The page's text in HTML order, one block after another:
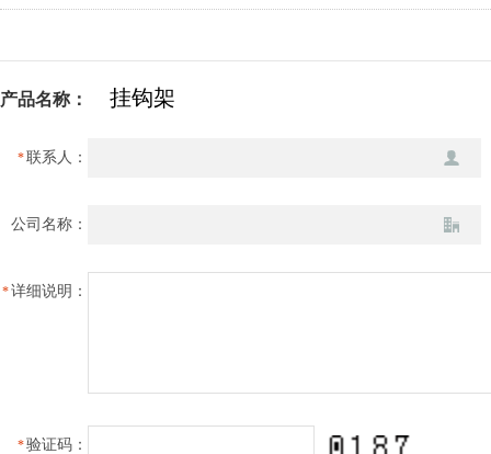
产品名称：
*联系人：
公司名称：
*详细说明：
*验证码：